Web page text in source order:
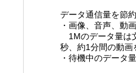
データ通信量を節
・画像、音声、動
1Mのデータ量は
秒、約1分間の動画
・待機中のデータ